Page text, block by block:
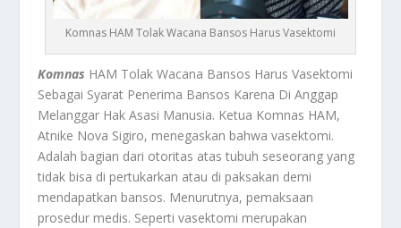
Komnas HAM Tolak Wacana Bansos Harus Vasektomi
Komnas HAM Tolak Wacana Bansos Harus Vasektomi
Sebagai Syarat Penerima Bansos Karena Di Anggap
Melanggar Hak Asasi Manusia. Ketua Komnas HAM,
Atnike Nova Sigiro, menegaskan bahwa vasektomi.
Adalah bagian dari otoritas atas tubuh seseorang yang
tidak bisa di pertukarkan atau di paksakan demi
mendapatkan bansos. Menurutnya, pemaksaan
prosedur medis. Seperti vasektomi merupakan